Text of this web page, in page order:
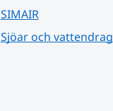
SIMAIR
Sjöar och vattendrag